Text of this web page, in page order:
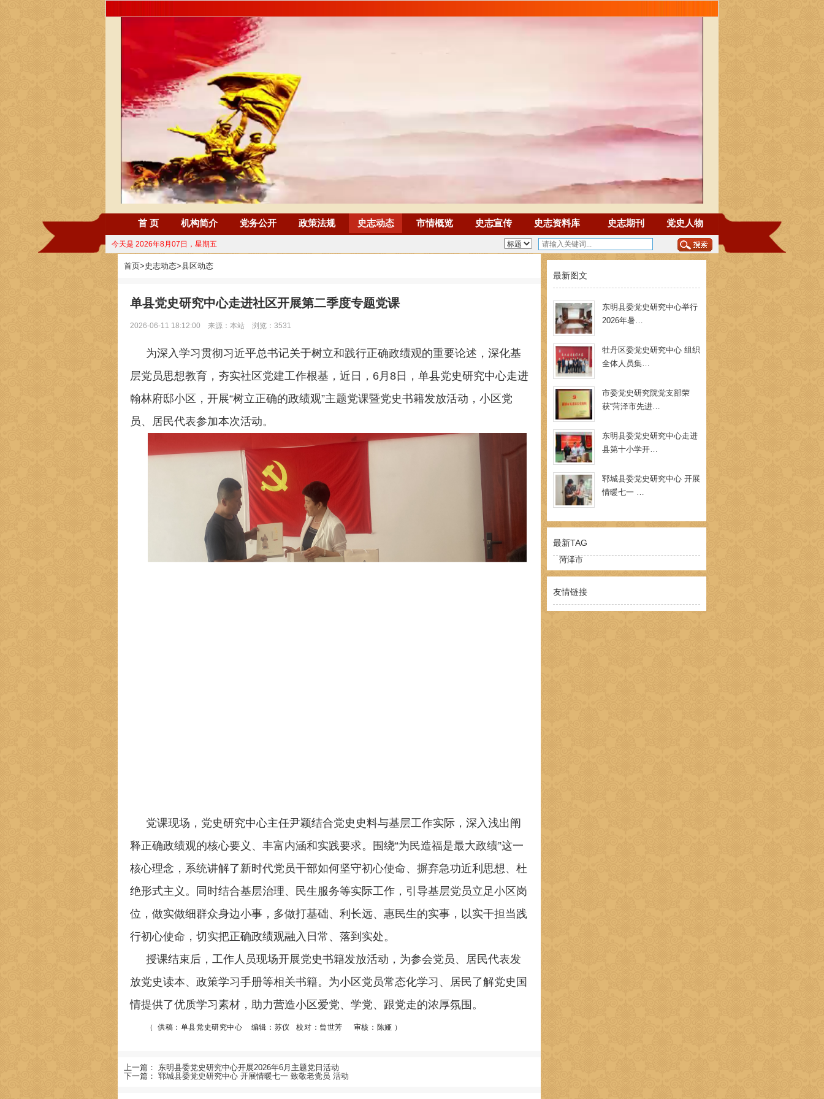
首 页 机构简介 党务公开 政策法规 史志动态 市情概览 史志宣传 史志资料库 史志期刊 党史人物
今天是 2026年8月07日，星期五
首页>史志动态>县区动态
单县党史研究中心走进社区开展第二季度专题党课
2026-06-11 18:12:00 来源：本站 浏览：3531
为深入学习贯彻习近平总书记关于树立和践行正确政绩观的重要论述，深化基
层党员思想教育，夯实社区党建工作根基，近日，6月8日，单县党史研究中心走进
翰林府邸小区，开展“树立正确的政绩观”主题党课暨党史书籍发放活动，小区党
员、居民代表参加本次活动。
党课现场，党史研究中心主任尹颖结合党史史料与基层工作实际，深入浅出阐
释正确政绩观的核心要义、丰富内涵和实践要求。围绕“为民造福是最大政绩”这一
核心理念，系统讲解了新时代党员干部如何坚守初心使命、摒弃急功近利思想、杜
绝形式主义。同时结合基层治理、民生服务等实际工作，引导基层党员立足小区岗
位，做实做细群众身边小事，多做打基础、利长远、惠民生的实事，以实干担当践
行初心使命，切实把正确政绩观融入日常、落到实处。
授课结束后，工作人员现场开展党史书籍发放活动，为参会党员、居民代表发
放党史读本、政策学习手册等相关书籍。为小区党员常态化学习、居民了解党史国
情提供了优质学习素材，助力营造小区爱党、学党、跟党走的浓厚氛围。
（ 供稿：单县党史研究中心 编辑：苏仪 校对：曾世芳 审核：陈娅 ）
上一篇：
东明县委党史研究中心开展2026年6月主题党日活动
下一篇： 郓城县委党史研究中心 开展情暖七一 致敬老党员 活动
最新图文
东明县委党史研究中心举行
2026年暑…
牡丹区委党史研究中心 组织
全体人员集…
市委党史研究院党支部荣
获“菏泽市先进…
东明县委党史研究中心走进
县第十小学开…
郓城县委党史研究中心 开展
情暖七一 …
最新TAG
菏泽市
友情链接